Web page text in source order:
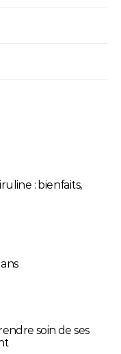
: bienfaits,
soin de ses